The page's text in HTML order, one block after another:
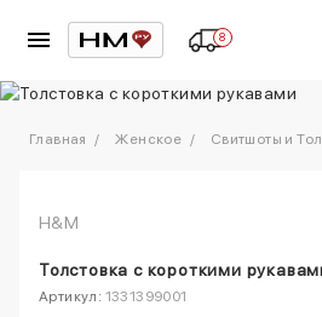
8
Главная Женское Свитшоты и
H&M
Толстовка с короткими
Артикул: 1331399001